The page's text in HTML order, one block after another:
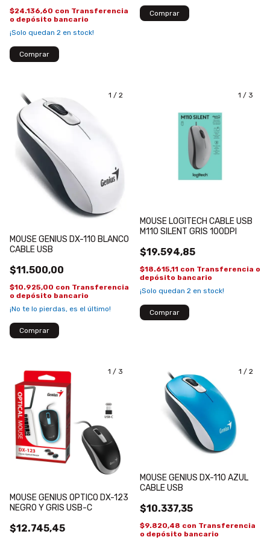
$24.136,60 con Transferencia
o depósito bancario
¡Solo quedan 2 en stock!
1 / 2
MOUSE GENIUS DX-110 BLANCO
CABLE USB
$11.500,00
$10.925,00 con Transferencia
o depósito bancario
¡No te lo pierdas, es el último!
1 / 3
MOUSE LOGITECH CABLE USB
M110 SILENT GRIS 100DPI
$19.594,85
$18.615,11 con Transferencia o
depósito bancario
¡Solo quedan 2 en stock!
1 / 3
MOUSE GENIUS OPTICO DX-123
NEGRO Y GRIS USB-C
$12.745,45
1 / 2
MOUSE GENIUS DX-110 AZUL
CABLE USB
$10.337,35
$9.820,48 con Transferencia
o depósito bancario